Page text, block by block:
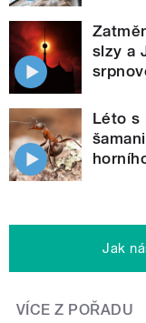
slzy a
Léto s
Jak
VÍCE Z POŘADU